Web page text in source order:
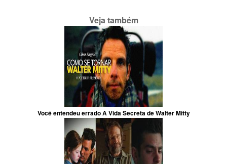
Veja também
Você entendeu errado A Vida Secreta de Walter Mitty